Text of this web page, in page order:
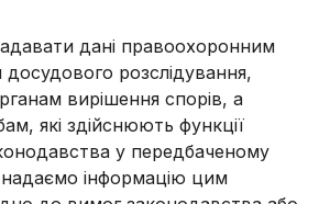
дані правоохоронним
розслідування,
вирішення спорів, а
які здійснюють функції
у передбаченому
інформацію цим